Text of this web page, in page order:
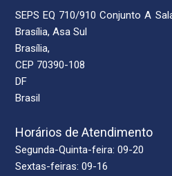
SEPS EQ 710/910 Conjunto A
Brasília, Asa Sul
Brasília,
CEP 70390-108
DF
Brasil
Horários de Atendimento
Segunda-Quinta-feira: 09-20
Sextas-feiras: 09-16